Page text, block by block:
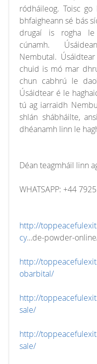
ródháileog. Toisc
bhfaigheann sé bás
drugaí is rogha le
cúnamh.
Nembutal.
chuid is mó mar
chun cabhrú le
Úsáidtear é le
tú ag iarraidh
shlán shábháilte,
dhéanamh linn le
Déan teagmháil linn
WHATSAPP: +44
http://
cy…de-powder-
http://
obarbital/
http://
sale/
http://
sale/